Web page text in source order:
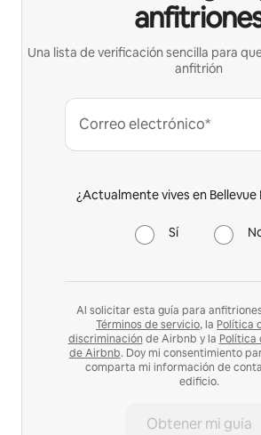
Una lista de verificación sencilla para
anfitrión
Correo electrónico*
¿Actualmente vives en Bellevue
Sí
Al solicitar esta guía para
Términos de servicio, la Política
discriminación de Airbnb y la Política
de Airbnb. Doy mi consentimiento
comparta mi información de
edificio.
Obtener mi guía